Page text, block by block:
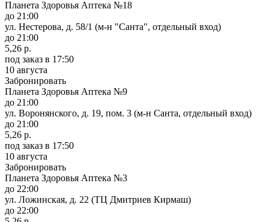
Планета Здоровья Аптека №18
до 21:00
ул. Нестерова, д. 58/1 (м-н "Санта", отдельный вход)
до 21:00
5,26 р.
под заказ в 17:50
10 августа
Забронировать
Планета Здоровья Аптека №9
до 21:00
ул. Воронянского, д. 19, пом. 3 (м-н Санта, отдельный вход)
до 21:00
5,26 р.
под заказ в 17:50
10 августа
Забронировать
Планета Здоровья Аптека №3
до 22:00
ул. Ложинская, д. 22 (ТЦ Дмитриев Кирмаш)
до 22:00